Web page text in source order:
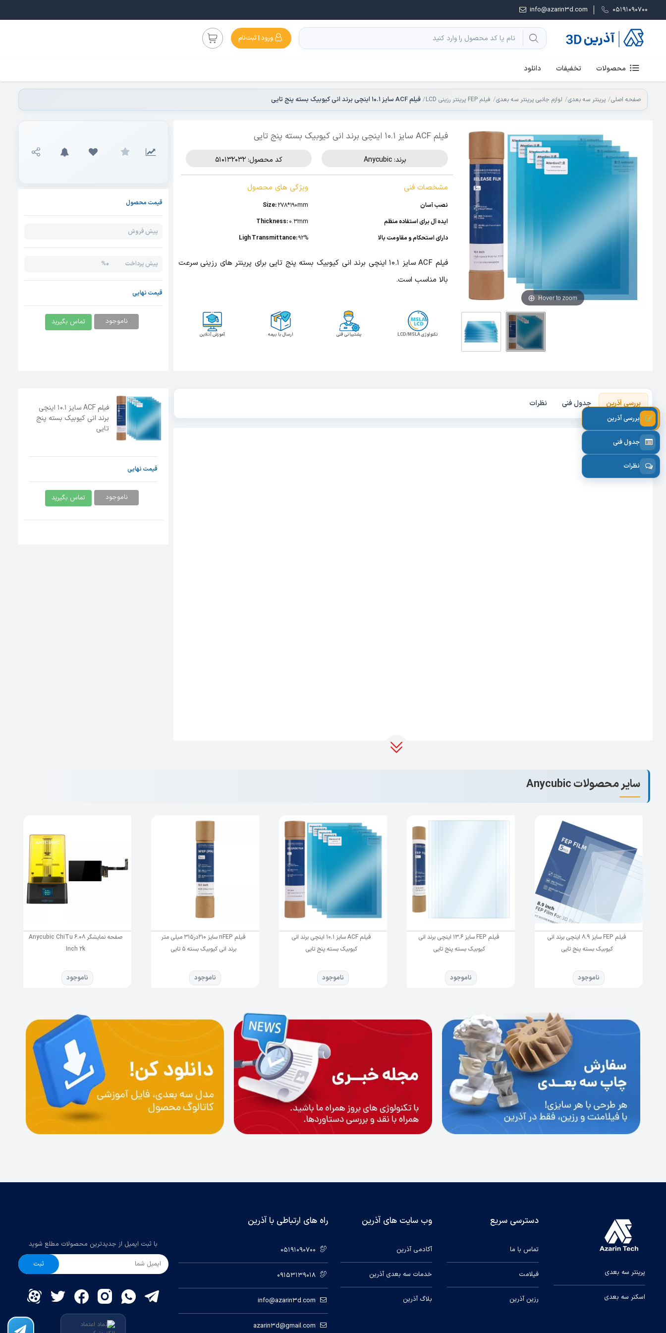
05191090700
info@azarin3d.com
ورود | ثبت‌نام
محصولات تخفیفات دانلود
صفحه اصلی پرینتر سه بعدی لوازم جانبی پرینتر سه بعدی فیلم FEP پرینتر رزینی LCD فیلم ACF سایز 10.1 اینچی برند انی کیوبیک بسته پنج تایی
Hover to zoom
فیلم ACF سایز 10.1 اینچی برند انی کیوبیک بسته پنج تایی
برند:Anycubic کد محصول: 510132032
مشخصات فنی
نصب آسان
ایده آل برای استفاده منظم
دارای استحکام و مقاومت بالا
ویژگی های محصول
Size:278*190mm
Thickness:0.3mm
Ligh Transmittance:92%
فیلم ACF سایز 10.1 اینچی برند انی کیوبیک بسته پنج تایی برای پرینتر های رزینی سرعت
بالا مناسب است.
آموزش آنلاین ارسال با بیمه پشتیبانی فنی تکنولوژی LCD/MSLA
قیمت محصول
پیش فروش
پیش پرداخت 0%
قیمت نهایی
ناموجود تماس بگیرید
بررسی آذرین جدول فنی نظرات
فیلم ACF سایز 10.1 اینچی
برند انی کیوبیک بسته پنج
تایی
قیمت نهایی
ناموجود تماس بگیرید
سایر محصولات Anycubic
فیلم FEP سایز 8.9 اینچی برند انی
کیوبیک بسته پنج تایی
ناموجود
فیلم FEP سایز 13.6 اینچی برند انی
کیوبیک بسته پنج تایی
ناموجود
فیلم ACF سایز 10.1 اینچی برند انی
کیوبیک بسته پنج تایی
ناموجود
فیلم nFEP سایز 210در315 میلی متر
برند انی کیوبیک بسته 5 تایی
ناموجود
صفحه نمایشگر Anycubic ChiTu 6.08
Inch 2k
ناموجود
بررسی آذرین
جدول فنی
نظرات
پرینتر سه بعدی
اسکنر سه بعدی
دسترسی سریع
تماس با ما
فیلامت
رزین آذرین
وب سایت های آذرین
آکادمی آذرین
خدمات سه بعدی آذرین
بلاگ آذرین
راه های ارتباطی با آذرین
05191090700
09153139018
info@azarin3d.com
azarin3d@gmail.com
با ثبت ایمیل از جدیدترین محصولات مطلع شوید
ثبت